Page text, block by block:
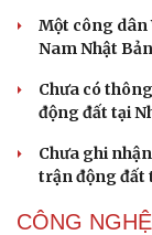
Một công dân
Nam Nhật Bản
Chưa có
động đất tại
Chưa ghi
trận động đất
CÔNG NGHỆ